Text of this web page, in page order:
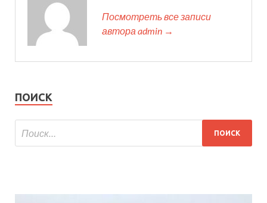
Посмотреть все записи
автора admin →
ПОИСК